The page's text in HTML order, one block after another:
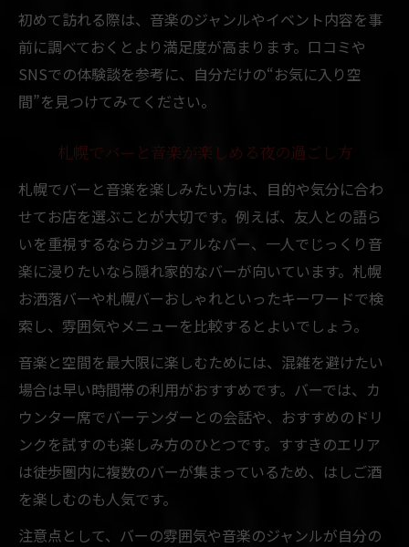
初めて訪れる際は、音楽のジャンルやイベント内容を事
前に調べておくとより満足度が高まります。口コミや
SNSでの体験談を参考に、自分だけの“お気に入り空
間”を見つけてみてください。
札幌でバーと音楽が楽しめる夜の過ごし方
札幌でバーと音楽を楽しみたい方は、目的や気分に合わ
せてお店を選ぶことが大切です。例えば、友人との語ら
いを重視するならカジュアルなバー、一人でじっくり音
楽に浸りたいなら隠れ家的なバーが向いています。札幌
お洒落バーや札幌バーおしゃれといったキーワードで検
索し、雰囲気やメニューを比較するとよいでしょう。
音楽と空間を最大限に楽しむためには、混雑を避けたい
場合は早い時間帯の利用がおすすめです。バーでは、カ
ウンター席でバーテンダーとの会話や、おすすめのドリ
ンクを試すのも楽しみ方のひとつです。すすきのエリア
は徒歩圏内に複数のバーが集まっているため、はしご酒
を楽しむのも人気です。
注意点として、バーの雰囲気や音楽のジャンルが自分の